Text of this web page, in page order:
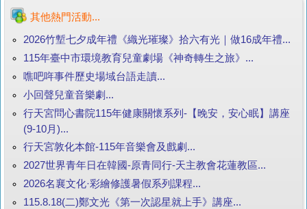
其他熱門活動...
2026竹塹七夕成年禮《織光璀璨》拾六有光｜做16成年禮...
115年臺中市環境教育兒童劇場《神奇轉生之旅》...
噍吧哖事件歷史場域台語走讀...
小回聲兒童音樂劇...
行天宮問心書院115年健康關懷系列-【晚安，安心眠】講座
(9-10月)...
行天宮敦化本館-115年音樂會及戲劇...
2027世界青年日在韓國-原青同行-天主教會花蓮教區...
2026名襄文化·彩繪修護暑假系列課程...
115.8.18(二)鄭文光《第一次認星就上手》講座...